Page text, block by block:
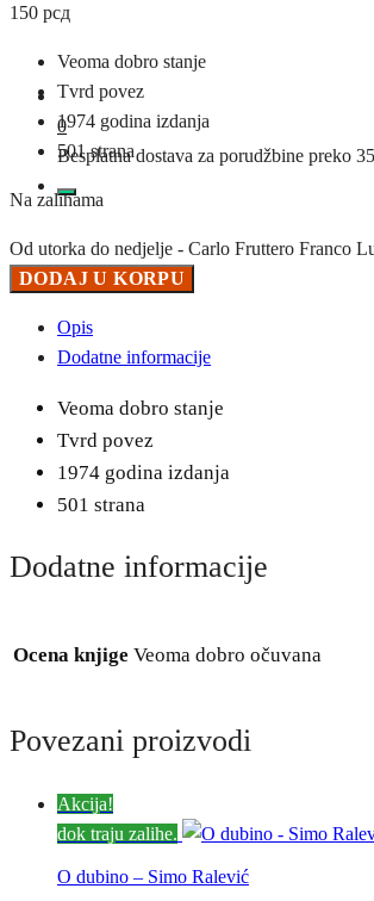
0
Besplatna dostava za porudžbine preko
150 рсд
Veoma dobro stanje
Tvrd povez
1974 godina izdanja
501 strana
Na zalihama
Od utorka do nedjelje - Carlo Fruttero Franco
DODAJ U KORPU
Opis
Dodatne informacije
Veoma dobro stanje
Tvrd povez
1974 godina izdanja
501 strana
Dodatne informacije
Ocena knjige Veoma dobro očuvana
Povezani proizvodi
Akcija!
dok traju zalihe.
O dubino – Simo Ralević